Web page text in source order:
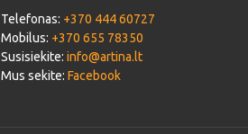
Telefonas: +370 444 60727
Mobilus: +370 655 78350
Susisiekite: info@artina.lt
Mus sekite: Facebook